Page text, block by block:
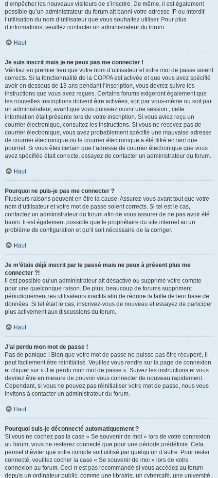
d’empêcher les nouveaux visiteurs de s’inscrire. De même, il est également
possible qu’un administrateur du forum ait banni votre adresse IP ou interdit
l’utilisation du nom d’utilisateur que vous souhaitez utiliser. Pour plus
d’informations, veuillez contacter un administrateur du forum.
Haut
Je suis inscrit mais je ne peux pas me connecter !
Vérifiez en premier lieu que votre nom d’utilisateur et votre mot de passe soient
corrects. Si la fonctionnalité de la COPPA est activée et que vous avez spécifié
avoir en dessous de 13 ans pendant l’inscription, vous devrez suivre les
instructions que vous avez reçues. Certains forums exigeront également que
les nouvelles inscriptions doivent être activées, soit par vous-même ou soit par
un administrateur, avant que vous puissiez ouvrir une session ; cette
information était présente lors de votre inscription. Si vous aviez reçu un
courrier électronique, consultez les instructions. Si vous ne recevez pas de
courrier électronique, vous avez probablement spécifié une mauvaise adresse
de courrier électronique ou le courrier électronique a été filtré en tant que
pourriel. Si vous êtes certain que l’adresse de courrier électronique que vous
avez spécifiée était correcte, essayez de contacter un administrateur du forum.
Haut
Pourquoi ne puis-je pas me connecter ?
Plusieurs raisons peuvent en être la cause. Assurez-vous avant tout que votre
nom d’utilisateur et votre mot de passe soient corrects. Si tel est le cas,
contactez un administrateur du forum afin de vous assurer de ne pas avoir été
banni. Il est également possible que le propriétaire du site internet ait un
problème de configuration et qu’il soit nécessaire de la corriger.
Haut
Je m’étais déjà inscrit par le passé mais ne peux à présent plus me
connecter ?!
Il est possible qu’un administrateur ait désactivé ou supprimé votre compte
pour une quelconque raison. De plus, beaucoup de forums suppriment
périodiquement les utilisateurs inactifs afin de réduire la taille de leur base de
données. Si tel était le cas, inscrivez-vous de nouveau et essayez de participer
plus activement aux discussions du forum.
Haut
J’ai perdu mon mot de passe !
Pas de panique ! Bien que votre mot de passe ne puisse pas être récupéré, il
peut facilement être réinitialisé. Veuillez vous rendre sur la page de connexion
et cliquer sur « J’ai perdu mon mot de passe ». Suivez les instructions et vous
devriez être en mesure de pouvoir vous connecter de nouveau rapidement.
Cependant, si vous ne pouvez pas réinitialiser votre mot de passe, nous vous
invitons à contacter un administrateur du forum.
Haut
Pourquoi suis-je déconnecté automatiquement ?
Si vous ne cochez pas la case « Se souvenir de moi » lors de votre connexion
au forum, vous ne resterez connecté que pour une période prédéfinie. Cela
permet d’éviter que votre compte soit utilisé par quelqu’un d’autre. Pour rester
connecté, veuillez cocher la case « Se souvenir de moi » lors de votre
connexion au forum. Ceci n’est pas recommandé si vous accédez au forum
depuis un ordinateur public, comme une librairie, un cybercafé, une université,